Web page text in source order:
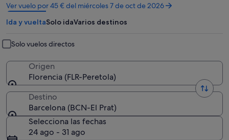
Ver vuelo por 45 € del miércoles 7 de oct de 2026
Se
abre
en
ventana
nueva
Ida y vueltaSolo idaVarios destinos
Solo vuelos directos
Origen
Florencia (FLR-Peretola)
Destino
Barcelona (BCN-El Prat)
Selecciona las fechas
24 ago - 31 ago